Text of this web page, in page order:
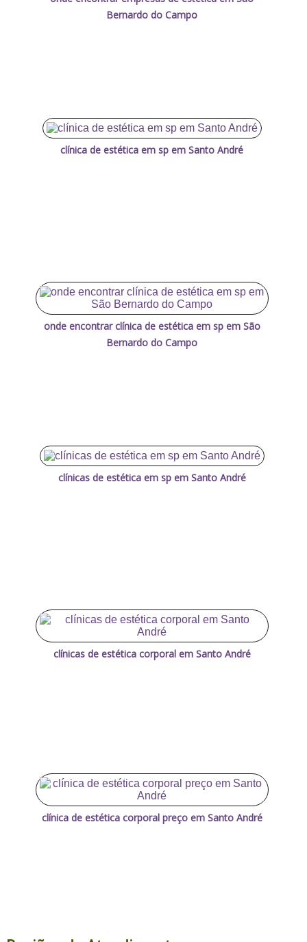
Bernardo do Campo
clínica de estética em sp em Santo André
onde encontrar clínica de estética em sp em São
Bernardo do Campo
clínicas de estética em sp em Santo André
clínicas de estética corporal em Santo André
clínica de estética corporal preço em Santo André